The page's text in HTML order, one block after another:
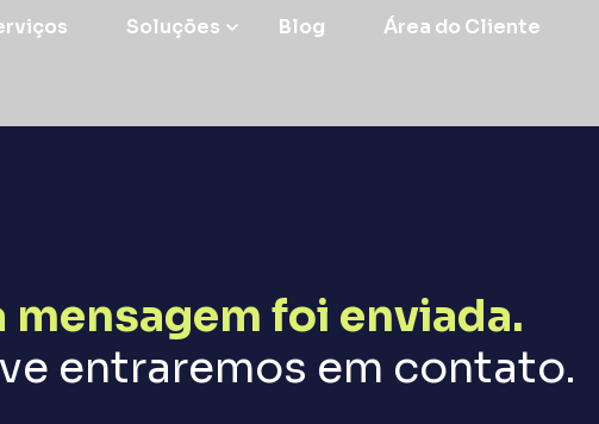
Soluções Blog Área do Cliente
mensagem foi enviada.
entraremos em contato.